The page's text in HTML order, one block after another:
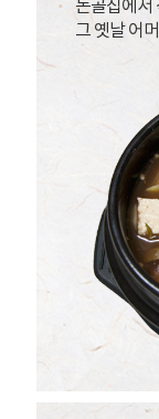
논골집에서
그 옛날 어